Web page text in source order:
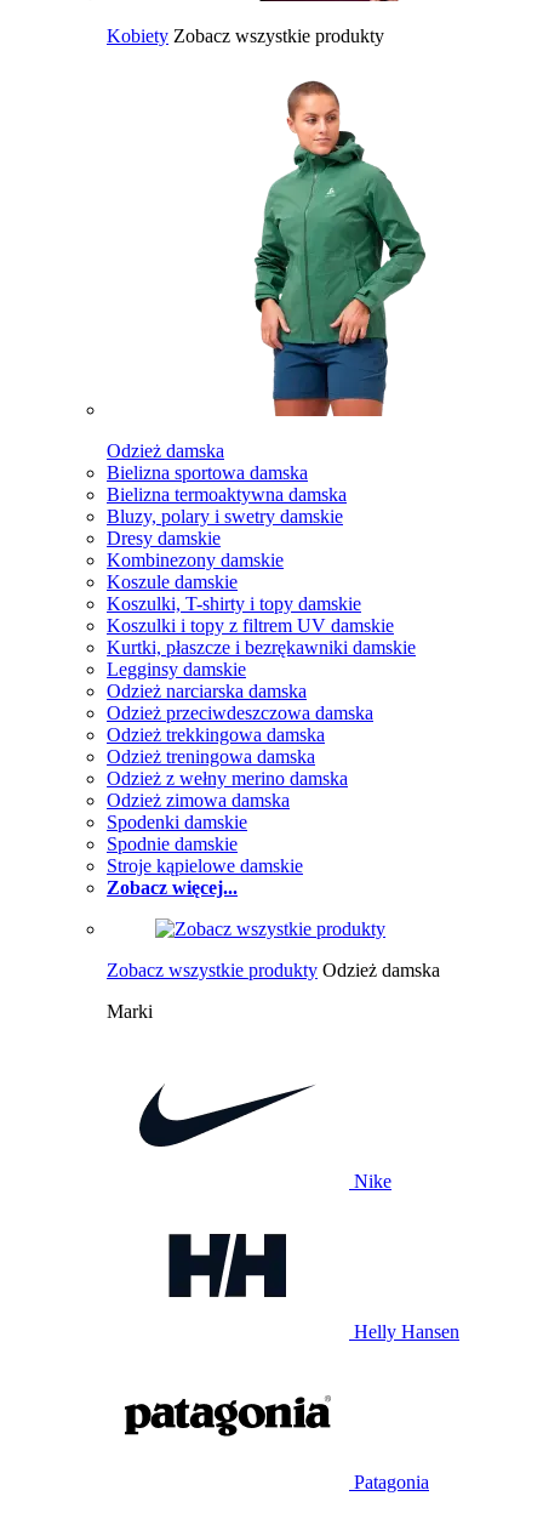
Kobiety Zobacz wszystkie produkty
Odzież damska
Bielizna sportowa damska
Bielizna termoaktywna damska
Bluzy, polary i swetry damskie
Dresy damskie
Kombinezony damskie
Koszule damskie
Koszulki, T-shirty i topy damskie
Koszulki i topy z filtrem UV damskie
Kurtki, płaszcze i bezrękawniki damskie
Legginsy damskie
Odzież narciarska damska
Odzież przeciwdeszczowa damska
Odzież trekkingowa damska
Odzież treningowa damska
Odzież z wełny merino damska
Odzież zimowa damska
Spodenki damskie
Spodnie damskie
Stroje kąpielowe damskie
Zobacz więcej...
Zobacz wszystkie produkty Odzież damska
Marki
Nike
Helly Hansen
Patagonia